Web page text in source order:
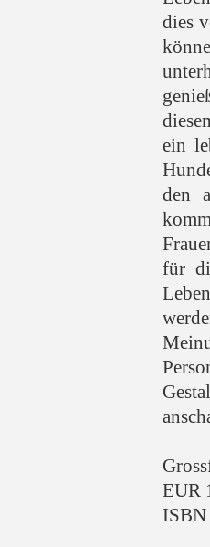
dies
ein
den
für
EUR
ISBN